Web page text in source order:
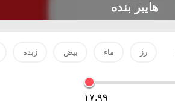
هايبر بنده
رز ماء بيض زبدة
١٧.٩٩